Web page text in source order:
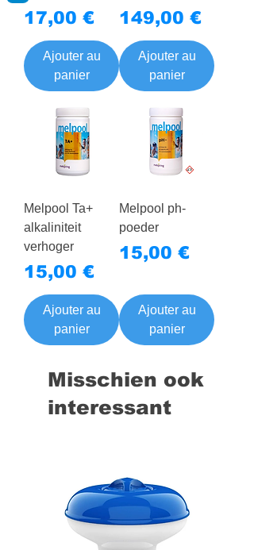
Prix
17,00 €
Ajouter au
panier
Prix
149,00 €
Ajouter au
panier
Melpool Ta+
alkaliniteit
verhoger
Prix
15,00 €
Ajouter au
panier
Melpool ph-
poeder
Prix
15,00 €
Ajouter au
panier
Misschien ook
interessant